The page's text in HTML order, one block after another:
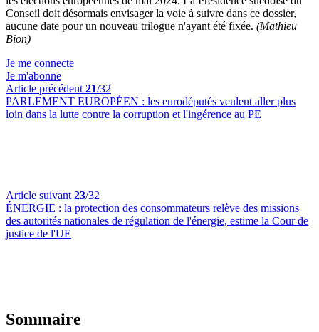
Conseil doit désormais envisager la voie à suivre dans ce dossier,
aucune date pour un nouveau trilogue n'ayant été fixée. (Mathieu
Bion)
Je me connecte
Je m'abonne
Article précédent 21/32
PARLEMENT EUROPÉEN : les eurodéputés veulent aller plus
loin dans la lutte contre la corruption et l'ingérence au PE
Article suivant 23/32
ÉNERGIE : la protection des consommateurs relève des missions
des autorités nationales de régulation de l'énergie, estime la Cour de
justice de l'UE
Sommaire